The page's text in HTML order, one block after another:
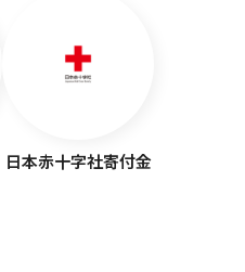
日本赤十字社寄付金